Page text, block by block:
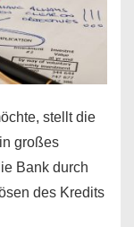
stellt die
großes
Bank durch
des Kredits